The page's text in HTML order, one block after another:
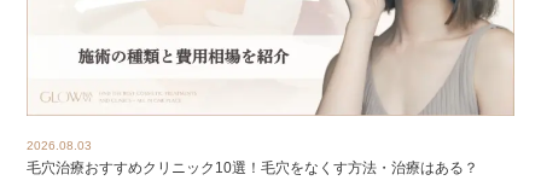
2026.08.03
毛穴治療おすすめクリニック10選！毛穴をなくす方法・治療はある？